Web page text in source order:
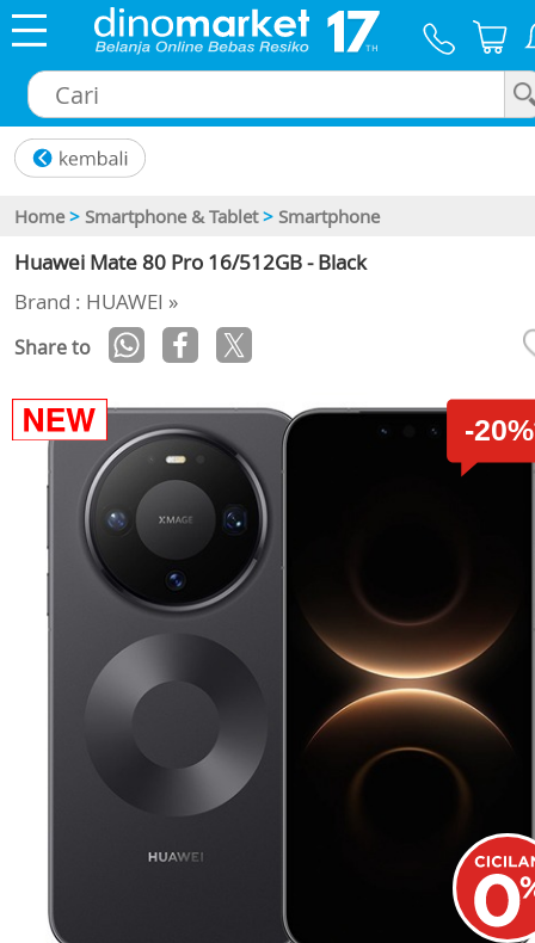
Home > Smartphone & Tablet > Smartphone
Huawei Mate 80 Pro 16/512GB - Black
Brand : HUAWEI »
Share to
-